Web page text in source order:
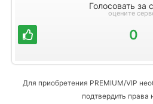
Голосовать за
оцените
0
Для приобретения PREMIUM/VIP
подтвердить права